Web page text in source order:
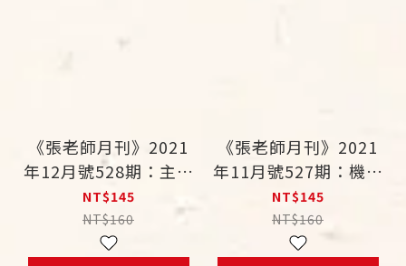
《張老師月刊》2021
年12月號528期：主流
之外 活出獨特且精彩
NT$145
NT$160
《張老師月刊》2021
年11月號527期：機智
老二的快意人生 捨我
其誰VS.淡淡憂傷
NT$145
NT$160